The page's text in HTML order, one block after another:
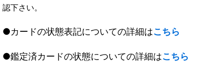
認下さい。
●カードの状態表記についての詳細はこちら
●鑑定済カードの状態についての詳細はこちら